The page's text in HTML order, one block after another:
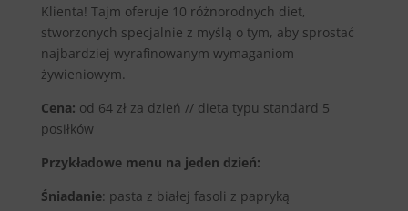
Klienta! Tajm oferuje 10 różnorodnych diet,
stworzonych specjalnie z myślą o tym, aby sprostać
najbardziej wyrafinowanym wymaganiom
żywieniowym.
Cena: od 64 zł za dzień // dieta typu standard 5
posiłków
Przykładowe menu na jeden dzień:
Śniadanie: pasta z białej fasoli z papryką